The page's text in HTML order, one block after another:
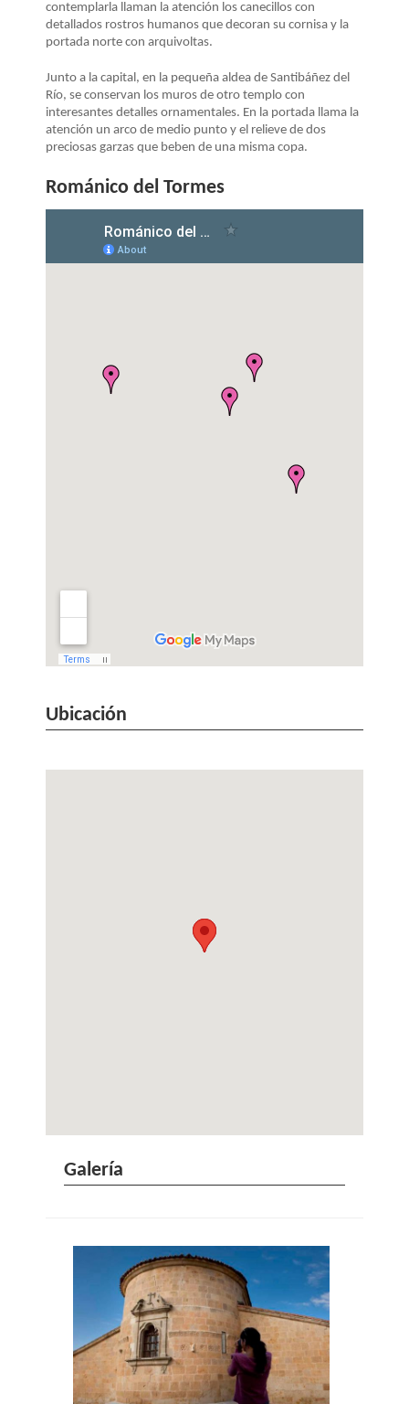
contemplarla llaman la atención los canecillos con
detallados rostros humanos que decoran su cornisa y la
portada norte con arquivoltas.
Junto a la capital, en la pequeña aldea de Santibáñez del
Río, se conservan los muros de otro templo con
interesantes detalles ornamentales. En la portada llama la
atención un arco de medio punto y el relieve de dos
preciosas garzas que beben de una misma copa.
Románico del Tormes
Ubicación
Galería